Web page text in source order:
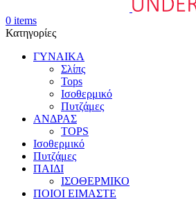
0 items
Κατηγορίες
ΓΥΝΑΙΚΑ
Σλίπς
Tops
Ισοθερμικό
Πυτζάμες
ΑΝΔΡΑΣ
TOPS
Ισοθερμικό
Πυτζάμες
ΠΑΙΔΙ
ΙΣΟΘΕΡΜΙΚΟ
ΠΟΙΟΙ ΕΙΜΑΣΤΕ